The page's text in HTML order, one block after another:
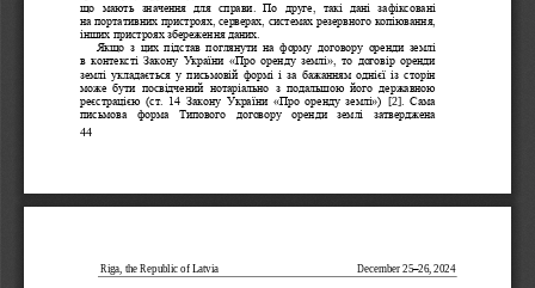
44
що  мають  значення  для  справи.  По  друге,  такі  дані  зафіксовані
на портативних пристроях, серверах, системах резервного копіювання,
інших пристроях збереження даних.
Якщо  з  цих  підстав  поглянути  на  форму  договору  оренди  землі
в  контексті  Закону  України  «Про  оренду  землі»,  то  договір  оренди
землі  укладається  у  письмовій  формі  і  за  бажанням  однієї  із  сторін
може  бути  посвідчений  нотаріально  з  подальшою  його  державною
реєстрацією  (ст.  14  Закону  України  «Про  оренду  землі») [2].  Сама
письмова  форма  Типового  договору  оренди  землі  затверджена
Riga, the Republic of Latvia December 25–26, 2024